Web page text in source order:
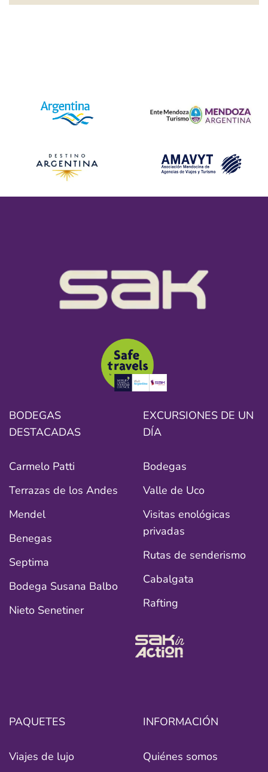
BODEGAS
DESTACADAS
Carmelo Patti
Terrazas de los Andes
Mendel
Benegas
Septima
Bodega Susana Balbo
Nieto Senetiner
EXCURSIONES DE UN
DÍA
Bodegas
Valle de Uco
Visitas enológicas
privadas
Rutas de senderismo
Cabalgata
Rafting
PAQUETES
Viajes de lujo
INFORMACIÓN
Quiénes somos